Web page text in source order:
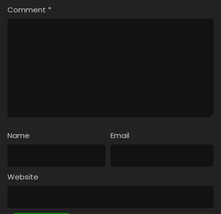
Comment *
Name Email
Website